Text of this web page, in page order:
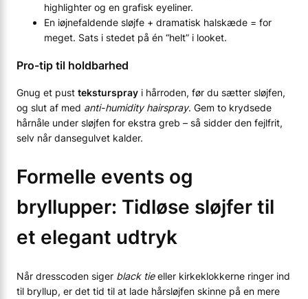
highlighter og en grafisk eyeliner.
En iøjnefaldende sløjfe + dramatisk halskæde = for
meget. Sats i stedet på én “helt” i looket.
Pro-tip til holdbarhed
Gnug et pust tekstur­spray i hårroden, før du sætter sløjfen,
og slut af med anti-humidity hairspray. Gem to krydsede
hårnåle under sløjfen for ekstra greb – så sidder den fejlfrit,
selv når dansegulvet kalder.
Formelle events og
bryllupper: Tidløse sløjfer til
et elegant udtryk
Når dresscoden siger black tieeller kirkeklokkerne ringer ind
til bryllup, er det tid til at lade hårsløjfen skinne på en mere